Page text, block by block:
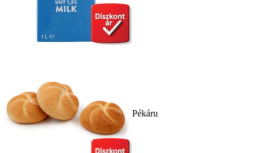
Pékáru